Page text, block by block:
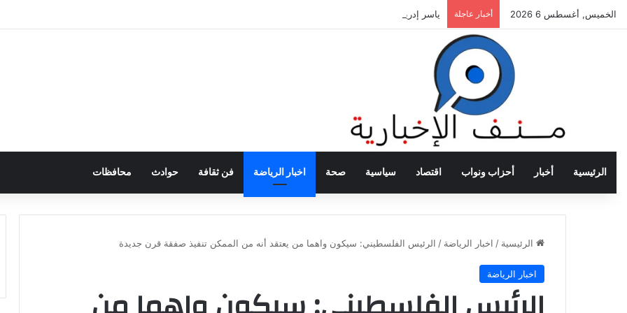
الخميس, أغسطس 6 2026 أخبار عاجلة ياسر إدريس: تهنئة الرئيس السيسي لمنتخب ناشئات اليد وسام علي صدر الرياضة المصرية
الرئيسية أخبار أحزاب ونواب اقتصاد سياسية صحة اخبار الرياضة فن ثقافة حوادث محافظات
الرئيسية / اخبار الرياضة / الرئيس الفلسطيني: سيكون واهما من يعتقد أنه من الممكن تنفيذ صفقة قرن جديدة
اخبار الرياضة